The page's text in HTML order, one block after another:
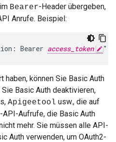
Bearer-Header übergeben,
Anrufe. Beispiel:
Bearer access_token "
haben, können Sie Basic Auth
Basic Auth deaktivieren,
Apigeetool usw., die auf
Aufrufe, die Basic Auth
mehr. Sie müssen alle API-
Auth verwenden, um OAuth2-